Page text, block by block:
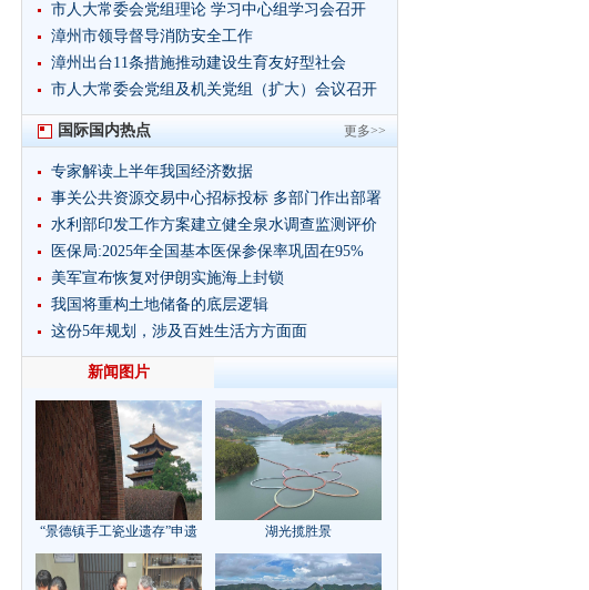
市人大常委会党组理论 学习中心组学习会召开
漳州市领导督导消防安全工作
漳州出台11条措施推动建设生育友好型社会
市人大常委会党组及机关党组（扩大）会议召开
更多>>
国际国内热点
专家解读上半年我国经济数据
事关公共资源交易中心招标投标 多部门作出部署
水利部印发工作方案建立健全泉水调查监测评价
制度
医保局:2025年全国基本医保参保率巩固在95%
美军宣布恢复对伊朗实施海上封锁
我国将重构土地储备的底层逻辑
这份5年规划，涉及百姓生活方方面面
新闻图片
“景德镇手工瓷业遗存”申遗
成功
湖光揽胜景